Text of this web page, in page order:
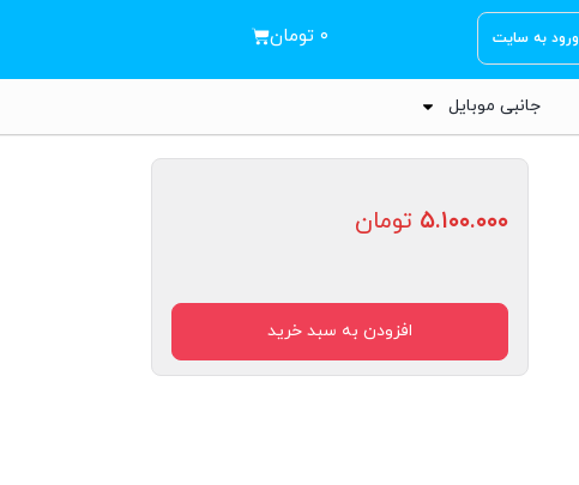
ورود به سایت ۰ تومان
جانبی موبایل
۵.۱۰۰.۰۰۰ تومان
افزودن به سبد خرید